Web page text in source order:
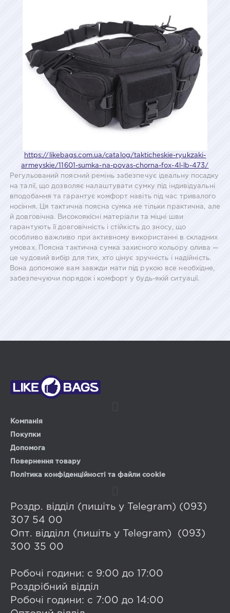
https://likebags.com.ua/catalog/takticheskie-ryukzaki-
armeyskie/11601-sumka-na-poyas-chorna-fox-4l-lb-473/
Регульований поясний ремінь забезпечує ідеальну посадку
на талії, що дозволяє налаштувати сумку під індивідуальні
вподобання та гарантує комфорт навіть під час тривалого
носіння. Ця тактична поясна сумка не тільки практична, але
й довговічна. Високоякісні матеріали та міцні шви
гарантують її довговічність і стійкість до зносу, що
особливо важливо при активному використанні в складних
умовах. Поясна тактична сумка захисного кольору олива —
це чудовий вибір для тих, хто цінує зручність і надійність.
Вона допоможе вам завжди мати під рукою все необхідне,
забезпечуючи порядок і комфорт у будь-якій ситуації.
Компанія
Покупки
Допомога
Повернення товару
Політика конфіденційності та файли cookie
Роздр. відділ (пишіть у Telegram) (093)
307 54 00
Опт. відділл (пишіть у Telegram) (093)
300 35 00
Робочі години: с 9:00 до 17:00
Роздрібний відділ
Робочі години: с 7:00 до 14:00